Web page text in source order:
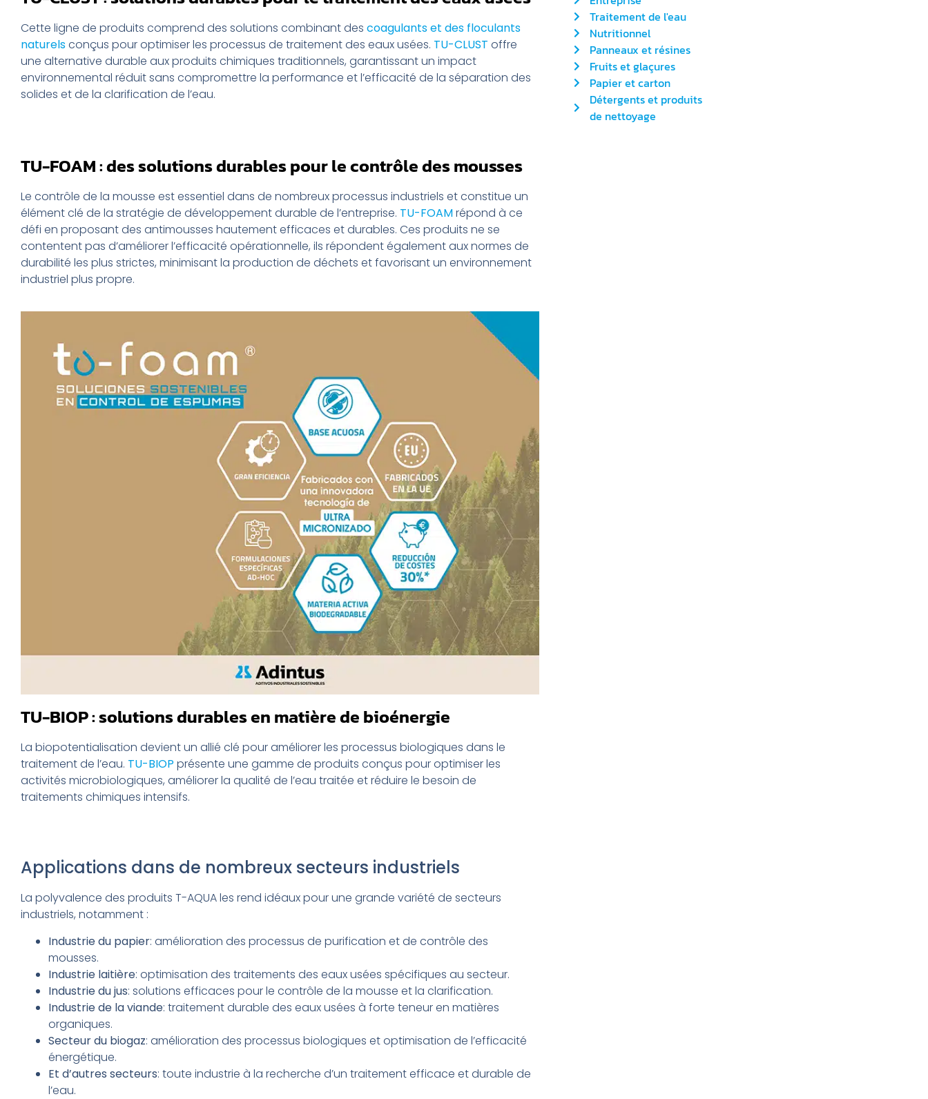
Cette ligne de produits comprend des solutions combinant des coagulants et des floculants
naturelsconçus pour optimiser les processus de traitement des eaux usées. TU-CLUST offre
une alternative durable aux produits chimiques traditionnels, garantissant un impact
environnemental réduit sans compromettre la performance et l’efficacité de la séparation des
solides et de la clarification de l’eau.
TU-FOAM : des solutions durables pour le contrôle des mousses
Le contrôle de la mousse est essentiel dans de nombreux processus industriels et constitue un
élément clé de la stratégie de développement durable de l’entreprise. TU-FOAMrépond à ce
défi en proposant des antimousses hautement efficaces et durables. Ces produits ne se
contentent pas d’améliorer l’efficacité opérationnelle, ils répondent également aux normes de
durabilité les plus strictes, minimisant la production de déchets et favorisant un environnement
industriel plus propre.
TU-BIOP : solutions durables en matière de bioénergie
La biopotentialisation devient un allié clé pour améliorer les processus biologiques dans le
traitement de l’eau. TU-BIOP présente une gamme de produits conçus pour optimiser les
activités microbiologiques, améliorer la qualité de l’eau traitée et réduire le besoin de
traitements chimiques intensifs.
Applications dans de nombreux secteurs industriels
La polyvalence des produits T-AQUA les rend idéaux pour une grande variété de secteurs
industriels, notamment :
Industrie du papier: amélioration des processus de purification et de contrôle des
mousses.
Industrie laitière: optimisation des traitements des eaux usées spécifiques au secteur.
Industrie du jus: solutions efficaces pour le contrôle de la mousse et la clarification.
Industrie de la viande: traitement durable des eaux usées à forte teneur en matières
organiques.
Secteur du biogaz: amélioration des processus biologiques et optimisation de l’efficacité
énergétique.
Et d’autres secteurs: toute industrie à la recherche d’un traitement efficace et durable de
l’eau.
Traitement de l'eau
Nutritionnel
Panneaux et résines
Fruits et glaçures
Papier et carton
Détergents et produits
de nettoyage